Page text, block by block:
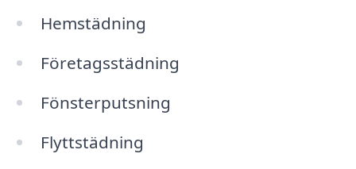
Hemstädning
Företagsstädning
Fönsterputsning
Flyttstädning